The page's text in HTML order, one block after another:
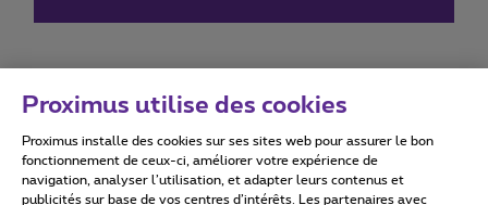
Conditions d'utilisation Accessibility statement
Proximus utilise des cookies
Proximus installe des cookies sur ses sites web pour assurer le bon
fonctionnement de ceux-ci, améliorer votre expérience de
navigation, analyser l’utilisation, et adapter leurs contenus et
publicités sur base de vos centres d’intérêts. Les partenaires avec